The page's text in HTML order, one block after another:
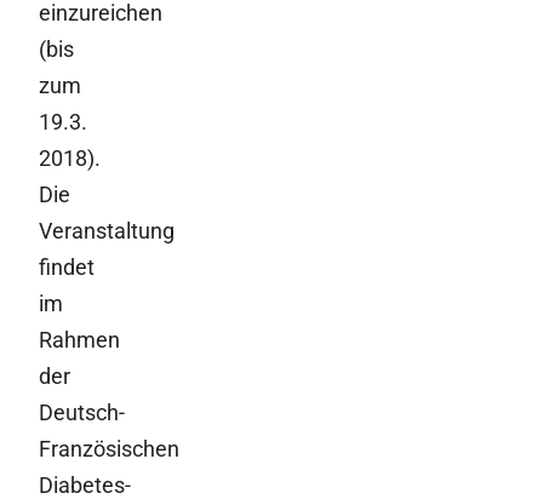
einzureichen
(bis
zum
19.3.
2018).
Die
Veranstaltung
findet
im
Rahmen
der
Deutsch-
Französischen
Diabetes-